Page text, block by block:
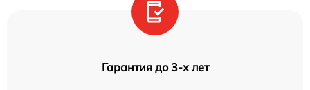
Гарантия до 3-х лет